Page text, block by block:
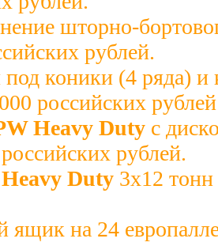
шторно-
рублей.
под коники (4 ряда) и
российских рублей
Heavy Duty с
рублей.
Heavy Duty 3x12
ящик на 24